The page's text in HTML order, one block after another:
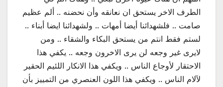
الطرف الاخر يستحق ان نعانقه وأن نحضنه .. ألم عظيم
صامت .. فلشهدائنا أيضا أمهات .. ولشهدائنا ايضا أبناء ..
لستم فقط انتم من يستحق البكاء والشقاء .. ومن
لايرى غير وجعه لن يرى الاخرون وجعه .. يكفي هذا
الاحتقار لأوجاع الناس .. ويكفي هذا الانكار اللئيم الحقير
لآلام الناس .. ويكفي هذا اللون العنصري من التمييز بأن